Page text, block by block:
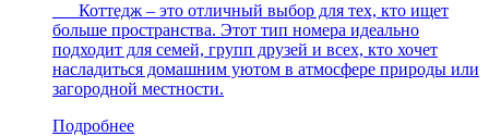
Коттедж – это отличный выбор для тех, кто ищет
больше пространства. Этот тип номера идеально
подходит для семей, групп друзей и всех, кто хочет
насладиться домашним уютом в атмосфере природы или
загородной местности.
Подробнее